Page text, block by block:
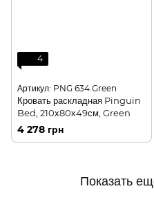
4
Артикул: PNG 634.Green
Кровать раскладная Pinguin
Bed, 210х80х49см, Green
4 278 грн
Показать